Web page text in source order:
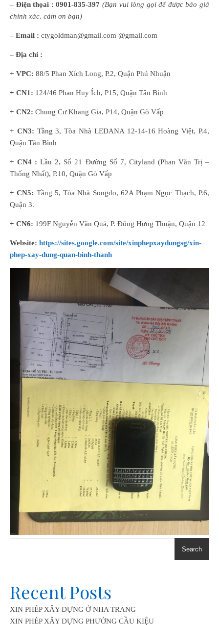
– Điện thọai : 0901-835-397 (Bạn vui lòng gọi để được báo giá
chính xác. cảm ơn bạn)
– Email : ctygoldman@gmail.com @gmail.com
– Địa chỉ :
+ VPC: 88/5 Phan Xích Long, P.2, Quận Phú Nhuận
+ CN1: 124/46 Phan Huy Ích, P15, Quận Tân Bình
+ CN2: Chung Cư Khang Gia, P14, Quận Gò Vấp
+ CN3: Tầng 3, Tòa Nhà LEDANA 12-14-16 Hoàng Việt, P.4,
Quận Tân Bình
+ CN4 :Lầu 2, Số 21 Đường Số 7, Cityland (Phan Văn Trị –
Thống Nhất), P.10, Quận Gò Vấp
+ CN5: Tầng 5, Tòa Nhà Songdo, 62A Phạm Ngọc Thạch, P.6,
Quận 3.
+ CN6: 199F Nguyễn Văn Quá, P. Đông Hưng Thuận, Quận 12
Website: https://sites.google.com/site/xinphepxaydungsg/xin-
phep-xay-dung-quan-binh-thanh
Search
Recent Posts
XIN PHÉP XÂY DỰNG Ở NHA TRANG
XIN PHÉP XÂY DỰNG PHƯỜNG CẦU KIỆU